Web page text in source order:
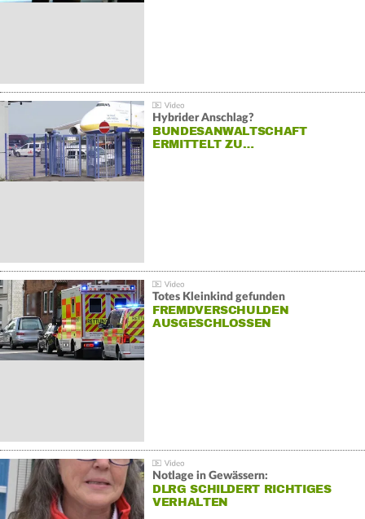
Hybrider Anschlag?
BUNDESANWALTSCHAFT
ERMITTELT ZU…
Totes Kleinkind gefunden
FREMDVERSCHULDEN
AUSGESCHLOSSEN
Notlage in Gewässern:
DLRG SCHILDERT RICHTIGES
VERHALTEN